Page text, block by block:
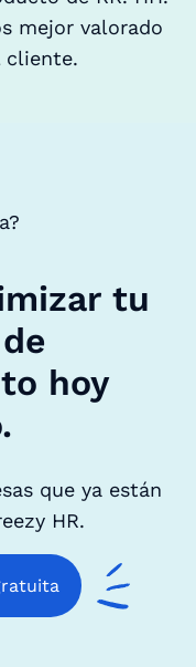
mejor valorado
cliente.
tu
hoy
que ya están
HR.